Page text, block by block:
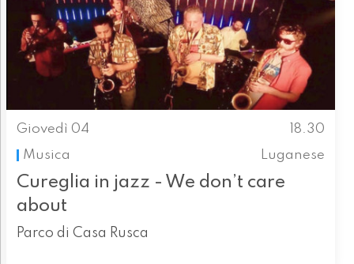
Giovedì 04
18.30
Musica
Luganese
Cureglia in jazz - We don’t care
about
Parco di Casa Rusca